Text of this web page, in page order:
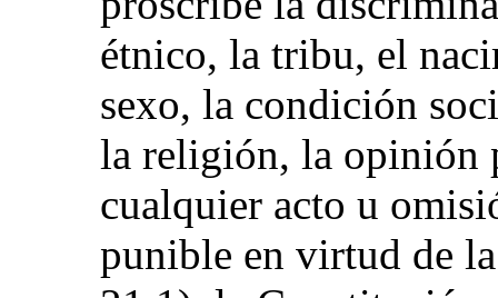
étnico, la tribu, el
sexo, la condición
la religión, la opinión
cualquier acto u
punible en virtud de